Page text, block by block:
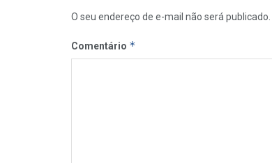
O seu endereço de e-mail não será publicado.
Comentário *